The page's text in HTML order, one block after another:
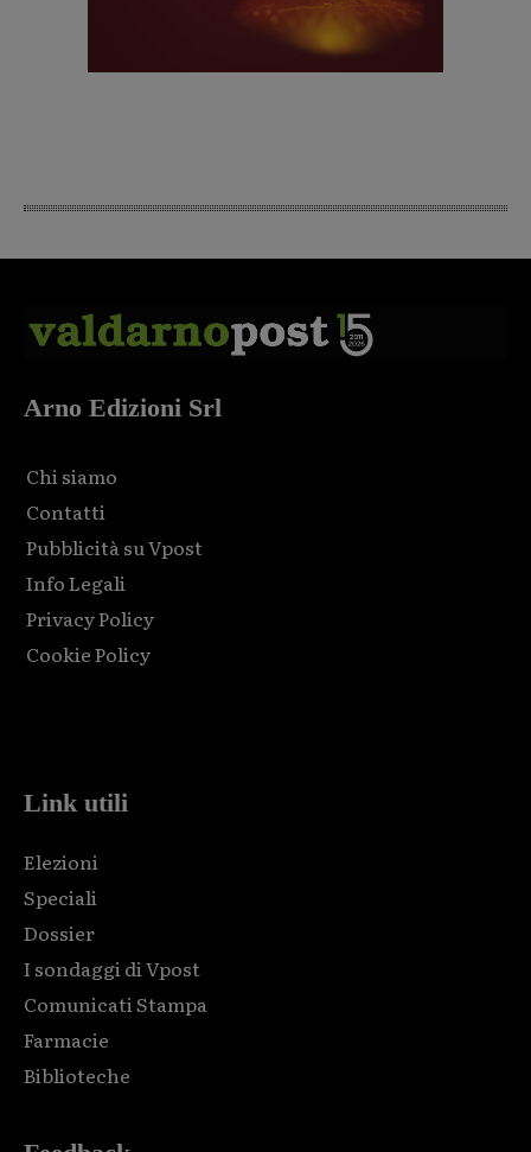
Arno Edizioni Srl
Chi siamo
Contatti
Pubblicità su Vpost
Info Legali
Privacy Policy
Cookie Policy
Link utili
Elezioni
Speciali
Dossier
I sondaggi di Vpost
Comunicati Stampa
Farmacie
Biblioteche